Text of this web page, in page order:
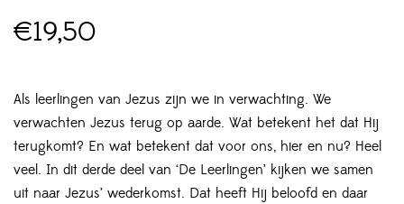
€19,50
Als leerlingen van Jezus zijn we in verwachting. We
verwachten Jezus terug op aarde. Wat betekent het dat Hij
terugkomt? En wat betekent dat voor ons, hier en nu? Heel
veel. In dit derde deel van ‘De Leerlingen’ kijken we samen
uit naar Jezus’ wederkomst. Dat heeft Hij beloofd en daar